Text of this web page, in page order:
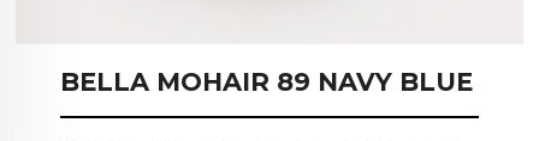
BELLA MOHAIR 89 NAVY BLUE